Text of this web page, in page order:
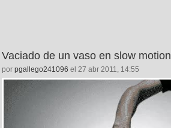
Vaciado de un vaso en slow motion
por pgallego241096 el 27 abr 2011, 14:55